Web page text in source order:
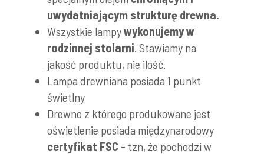
uwydatniającym strukturę drewna.
Wszystkie lampywykonujemy w
rodzinnej stolarni. Stawiamy na
jakość produktu, nie ilość.
Lampa drewniana posiada 1 punkt
świetlny
Drewno z którego produkowane jest
oświetlenie posiada międzynarodowy
certyfikat FSC - tzn, że pochodzi w